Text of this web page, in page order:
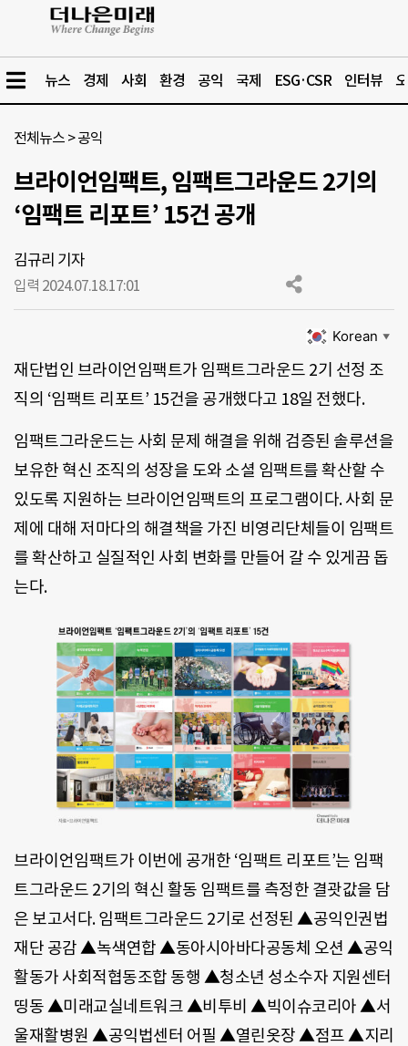
뉴스 경제 사회 환경 공익 국제 ESG·CSR 인터뷰
전체뉴스 >공익
브라이언임팩트, 임팩트그라운드 2기의
‘임팩트 리포트’ 15건 공개
김규리 기자
입력 2024.07.18.17:01
Korean ▼
재단법인 브라이언임팩트가 임팩트그라운드 2기 선정 조
직의 ‘임팩트 리포트’ 15건을 공개했다고 18일 전했다.
임팩트그라운드는 사회 문제 해결을 위해 검증된 솔루션을
보유한 혁신 조직의 성장을 도와 소셜 임팩트를 확산할 수
있도록 지원하는 브라이언임팩트의 프로그램이다. 사회 문
제에 대해 저마다의 해결책을 가진 비영리단체들이 임팩트
를 확산하고 실질적인 사회 변화를 만들어 갈 수 있게끔 돕
는다.
브라이언임팩트가 이번에 공개한 ‘임팩트 리포트’는 임팩
트그라운드 2기의 혁신 활동 임팩트를 측정한 결괏값을 담
은 보고서다. 임팩트그라운드 2기로 선정된 ▲공익인권법
재단 공감 ▲녹색연합 ▲동아시아바다공동체 오션 ▲공익
활동가 사회적협동조합 동행 ▲청소년 성소수자 지원센터
띵동 ▲미래교실네트워크 ▲비투비 ▲빅이슈코리아 ▲서
울재활병원 ▲공익법센터 어필 ▲열린옷장 ▲점프 ▲지리